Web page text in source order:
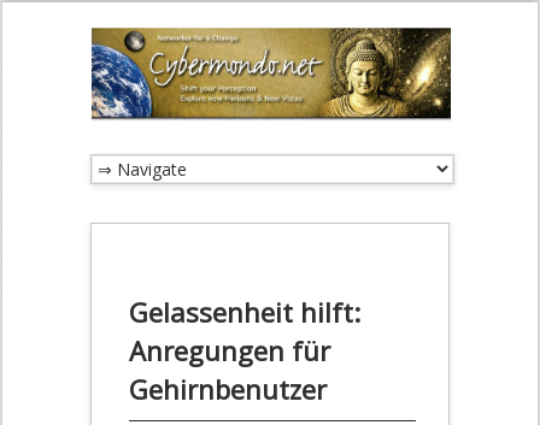
Gelassenheit hilft:
Anregungen für
Gehirnbenutzer